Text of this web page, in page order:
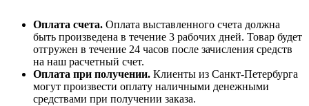
Оплата счета. Оплата выставленного счета должна
быть произведена в течение 3 рабочих дней. Товар будет
отгружен в течение 24 часов после зачисления средств
на наш расчетный счет.
Оплата при получении. Клиенты из Санкт-Петербурга
могут произвести оплату наличными денежными
средствами при получении заказа.